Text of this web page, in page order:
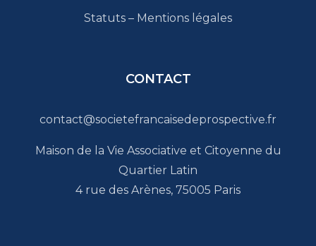
Statuts – Mentions légales
CONTACT
contact@societefrancaisedeprospective.fr
Maison de la Vie Associative et Citoyenne du
Quartier Latin
4 rue des Arènes, 75005 Paris